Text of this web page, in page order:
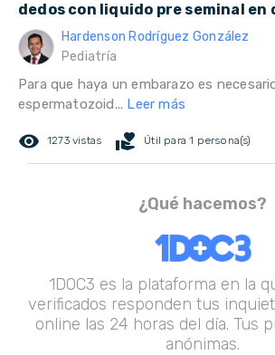
dedos con liquido pre seminal
Hardenson Rodríguez González
Pediatría
Para que haya un embarazo es
espermatozoid... Leer más
remove_red_eye 1273 vistas volunteer_activism Útil para 1 persona(s)
¿Qué hacemos?
1DOC3 es la plataforma en la
verificados responden tus
online las 24 horas del día. Tus
anónimas.